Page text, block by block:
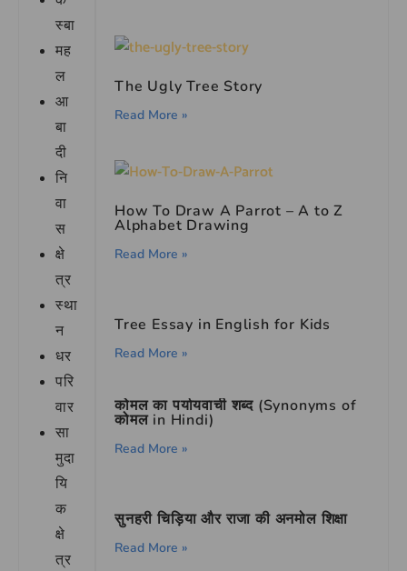
स्बा
मह
ल
आ
बा
दी
नि
वा
स
क्षे
त्र
स्था
न
धर
परि
वार
सा
मुदा
यि
क
क्षे
त्र
The Ugly Tree Story
Read More »
How To Draw A Parrot – A to Z
Alphabet Drawing
Read More »
Tree Essay in English for Kids
Read More »
कोमल का पर्यायवाची शब्द (Synonyms of
कोमल in Hindi)
Read More »
सुनहरी चिड़िया और राजा की अनमोल शिक्षा
Read More »